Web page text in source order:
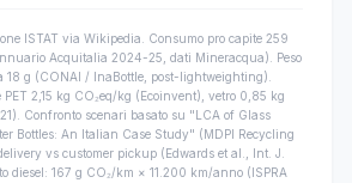
ISTAT via Wikipedia. Consumo pro capite 259
Acquitalia 2024-25, dati Mineracqua). Peso
18 g (CONAI / InaBottle, post-lightweighting).
2,15 kg CO₂eq/kg (Ecoinvent), vetro 0,85 kg
Confronto scenari basato su "LCA of Glass
Bottles: An Italian Case Study" (MDPI Recycling
vs customer pickup (Edwards et al., Int. J.
diesel: 167 g CO₂/km × 11.200 km/anno (ISPRA